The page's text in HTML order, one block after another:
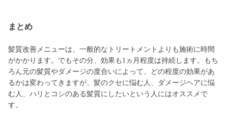
まとめ
髪質改善メニューは、一般的なトリートメントよりも施術に時間
がかかります。でもその分、効果も1ヵ月程度は持続します。もち
ろん元の髪質やダメージの度合いによって、どの程度の効果があ
るかは変わってきますが、髪のクセに悩む人、ダメージヘアに悩
む人、ハリとコシのある髪質にしたいという人にはオススメで
す。